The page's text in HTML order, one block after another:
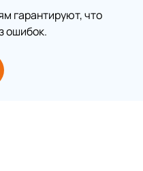
гарантируют, что
ошибок.